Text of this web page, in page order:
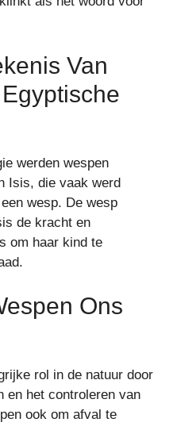
Van
werden wespen
Isis, die vaak werd
wesp. De wesp
de kracht en
om haar kind te
Ons
rol in de natuur door
en het controleren van
ook om afval te